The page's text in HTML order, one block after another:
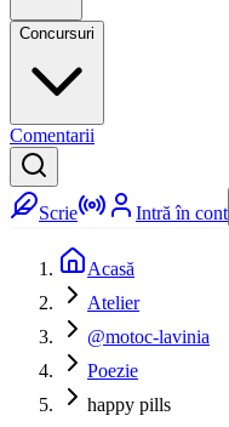
Concursuri
Comentarii
Scrie Intră în cont
Acasă
Atelier
@motoc-lavinia
Poezie
happy pills